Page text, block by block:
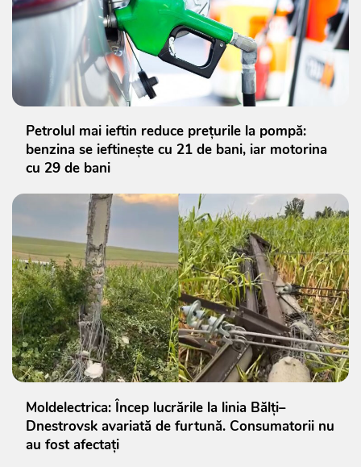
Petrolul mai ieftin reduce prețurile la pompă:
benzina se ieftinește cu 21 de bani, iar motorina
cu 29 de bani
Moldelectrica: Încep lucrările la linia Bălți–
Dnestrovsk avariată de furtună. Consumatorii nu
au fost afectați